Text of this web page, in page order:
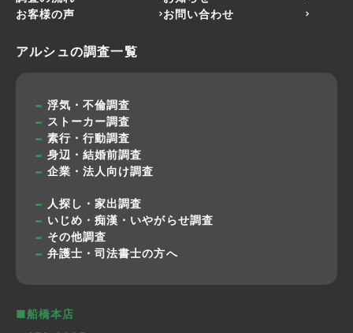
お客様の声
お問い合わせ
アルシュの調査一覧
浮気・不倫調査
ストーカー調査
素行・行動調査
身辺・結婚前調査
企業・法人向け調査
人探し・家出調査
いじめ・痴漢・いやがらせ調査
その他調査
弁護士・司法書士の方へ
■船橋本店